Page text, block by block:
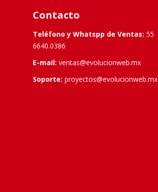
Contacto
Teléfono y Whatspp de Ventas: 55
6640.0386
E-mail: ventas@evolucionweb.mx
Soporte: proyectos@evolucionweb.mx